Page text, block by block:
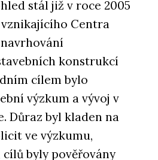
stál již v roce 2005
Centra
konstrukcí
cílem bylo
výzkum a vývoj v
Důraz byl kladen na
ve výzkumu,
byly pověřovány